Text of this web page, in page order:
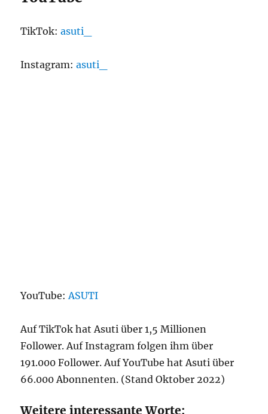
TikTok:asuti_
Instagram:asuti_
YouTube:ASUTI
Auf TikTok hat Asuti über 1,5 Millionen
Follower. Auf Instagram folgen ihm über
191.000 Follower. Auf YouTube hat Asuti über
66.000 Abonnenten. (Stand Oktober 2022)
Weitere interessante Worte: